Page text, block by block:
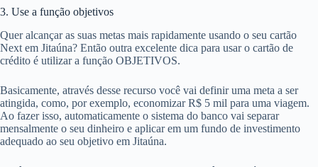
3. Use a função objetivos
Quer alcançar as suas metas mais rapidamente usando o seu cartão
Next em Jitaúna? Então outra excelente dica para usar o cartão de
crédito é utilizar a função OBJETIVOS.
Basicamente, através desse recurso você vai definir uma meta a ser
atingida, como, por exemplo, economizar R$ 5 mil para uma viagem.
Ao fazer isso, automaticamente o sistema do banco vai separar
mensalmente o seu dinheiro e aplicar em um fundo de investimento
adequado ao seu objetivo em Jitaúna.